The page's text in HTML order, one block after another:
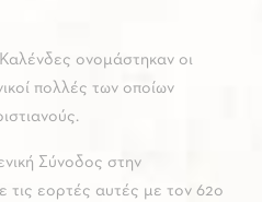
ονομάστηκαν οι
πολλές των οποίων
Σύνοδος στην
τις εορτές αυτές με τον 62ο